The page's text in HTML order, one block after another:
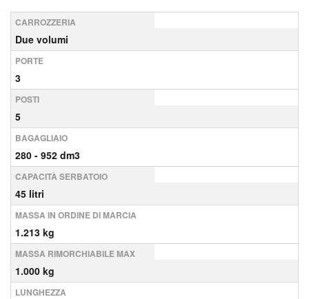
CARROZZERIA
Due volumi
PORTE
3
POSTI
5
BAGAGLIAIO
280 - 952 dm3
CAPACITÀ SERBATOIO
45 litri
MASSA IN ORDINE DI MARCIA
1.213 kg
MASSA RIMORCHIABILE MAX
1.000 kg
LUNGHEZZA